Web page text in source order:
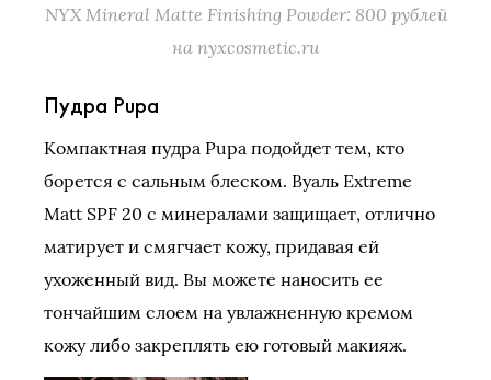
NYX Mineral Matte Finishing Powder: 800 рублей
на nyxcosmetic.ru
Пудра Pupa
Компактная пудра Pupa подойдет тем, кто
борется с сальным блеском. Вуаль Extreme
Matt SPF 20 с минералами защищает, отлично
матирует и смягчает кожу, придавая ей
ухоженный вид. Вы можете наносить ее
тончайшим слоем на увлажненную кремом
кожу либо закреплять ею готовый макияж.